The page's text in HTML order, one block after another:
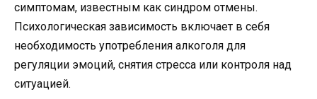
симптомам, известным как синдром отмены.
Психологическая зависимость включает в себя
необходимость употребления алкоголя для
регуляции эмоций, снятия стресса или контроля над
ситуацией.